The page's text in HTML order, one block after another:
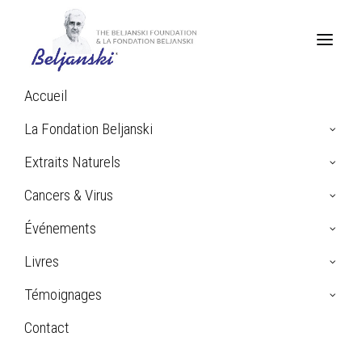
Accueil
La Fondation Beljanski
Extraits Naturels
Cancers & Virus
Événements
Livres
Témoignages
Contact
Traitement naturel du
cancer du sein